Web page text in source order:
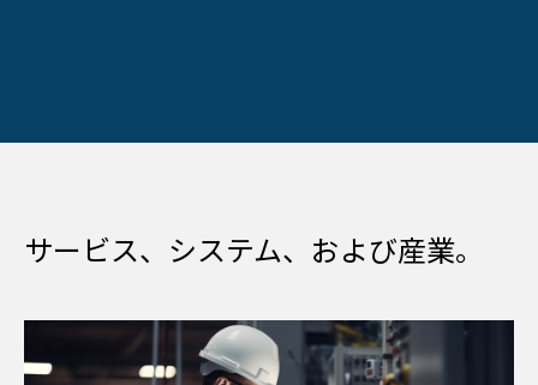
サービス、システム、および産業。